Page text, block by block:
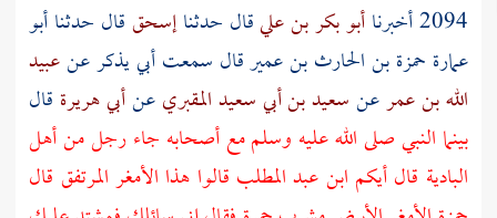
2094 أخبرنا أبو بكر بن عليقال حدثناإسحققال حدثناأبو
عمارة حمزة بن الحارث بن عميرقال سمعتأبييذكر عنعبيد
الله بن عمرعنسعيد بن أبي سعيد المقبريعنأبي هريرة قال
بينما النبي صلى الله عليه وسلم مع أصحابه جاء رجل من أهل
البادية قال أيكم ابن عبد المطلب قالوا هذا الأمغر المرتفق قال